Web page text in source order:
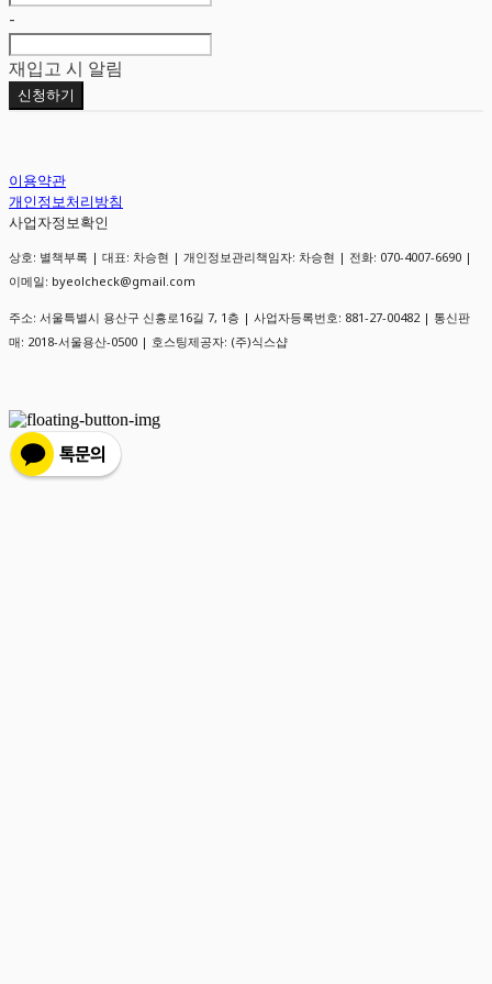
-
재입고 시 알림
신청하기
이용약관
개인정보처리방침
사업자정보확인
상호: 별책부록 | 대표: 차승현 | 개인정보관리책임자: 차승현 | 전화: 070-4007-6690 |
이메일: byeolcheck@gmail.com
주소: 서울특별시 용산구 신흥로16길 7, 1층 | 사업자등록번호: 881-27-00482 | 통신판
매: 2018-서울용산-0500 | 호스팅제공자: (주)식스샵